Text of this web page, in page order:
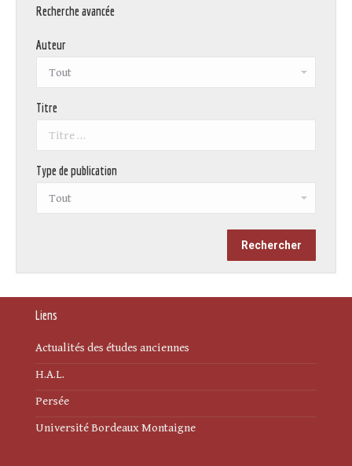
Recherche avancée
Auteur
Titre
Type de publication
Liens
Actualités des études anciennes
H.A.L.
Persée
Université Bordeaux Montaigne